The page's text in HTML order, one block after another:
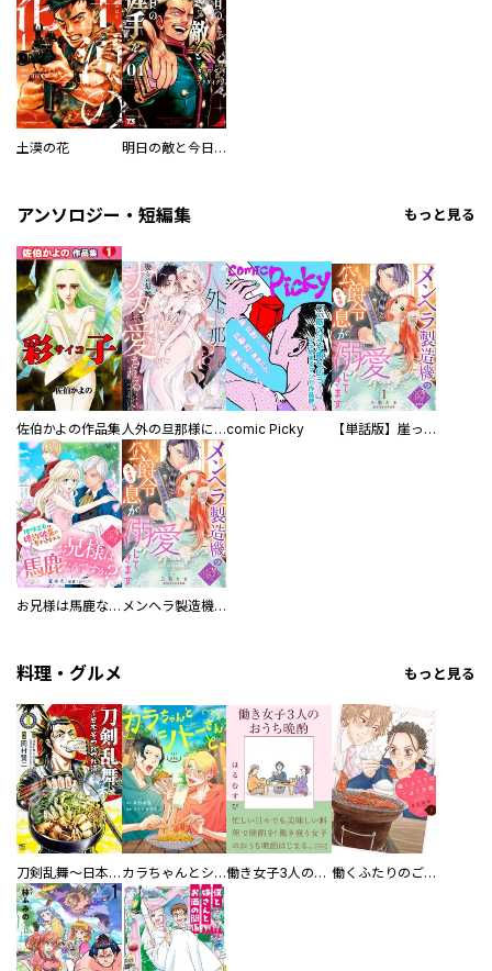
土漠の花 明日の敵と今日の握手を【電子単行本】
アンソロジー・短編集 もっと見る
佐伯かよの作品集 人外の旦那様に娶られ毎晩ナカまで愛される…。アンソロジーcomic Picky 【単話版】崖っぷち令嬢ですが、意地と策略で幸せになります！シリーズ
お兄様は馬鹿なんですか？～地味王女は婚約破棄に巻き込まれる～ メンヘラ製造機の公爵令息（過保護）が溺愛してきます
料理・グルメ もっと見る
刀剣乱舞～日本号つれづれ酒～ カラちゃんとシトーさんと、 【分冊版】 働き女子3人のおうち晩酌 働くふたりのごほうび飯